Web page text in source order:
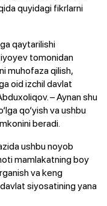
quyidagi fikrlarni
qaytarilishi
tomonidan
muhofaza qilish,
oid izchil davlat
– Aynan shu
qo‘yish va ushbu
beradi.
ushbu noyob
mamlakatning boy
va keng
siyosatining yana